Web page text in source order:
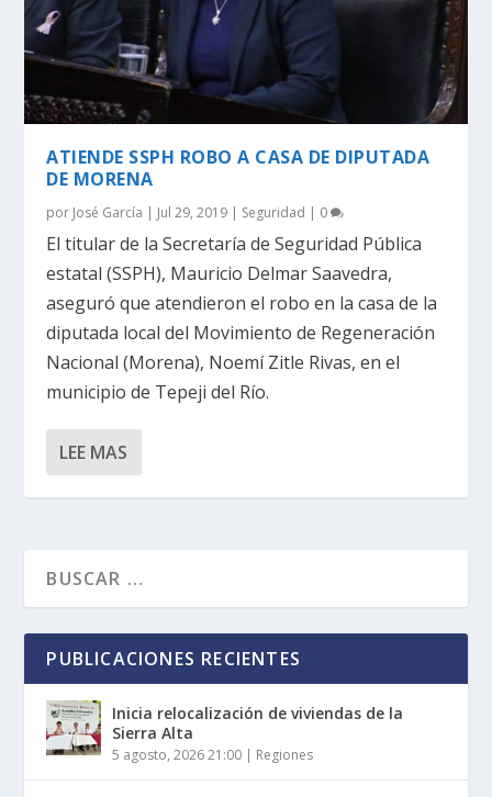
ATIENDE SSPH ROBO A CASA DE DIPUTADA
DE MORENA
por José García | Jul 29, 2019 | Seguridad | 0
El titular de la Secretaría de Seguridad Pública
estatal (SSPH), Mauricio Delmar Saavedra,
aseguró que atendieron el robo en la casa de la
diputada local del Movimiento de Regeneración
Nacional (Morena), Noemí Zitle Rivas, en el
municipio de Tepeji del Río.
LEE MAS
PUBLICACIONES RECIENTES
Inicia relocalización de viviendas de la
Sierra Alta
5 agosto, 2026 21:00 | Regiones